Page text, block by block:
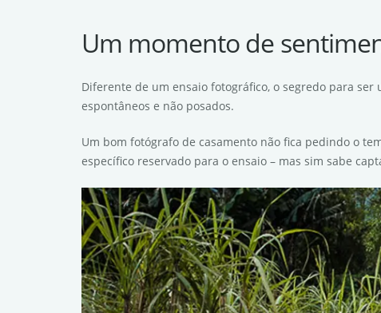
Um momento de
Diferente de um ensaio fotográfico, o segredo para
espontâneos e não posados.
Um bom fotógrafo de casamento não fica pedindo o
específico reservado para o ensaio – mas sim sabe